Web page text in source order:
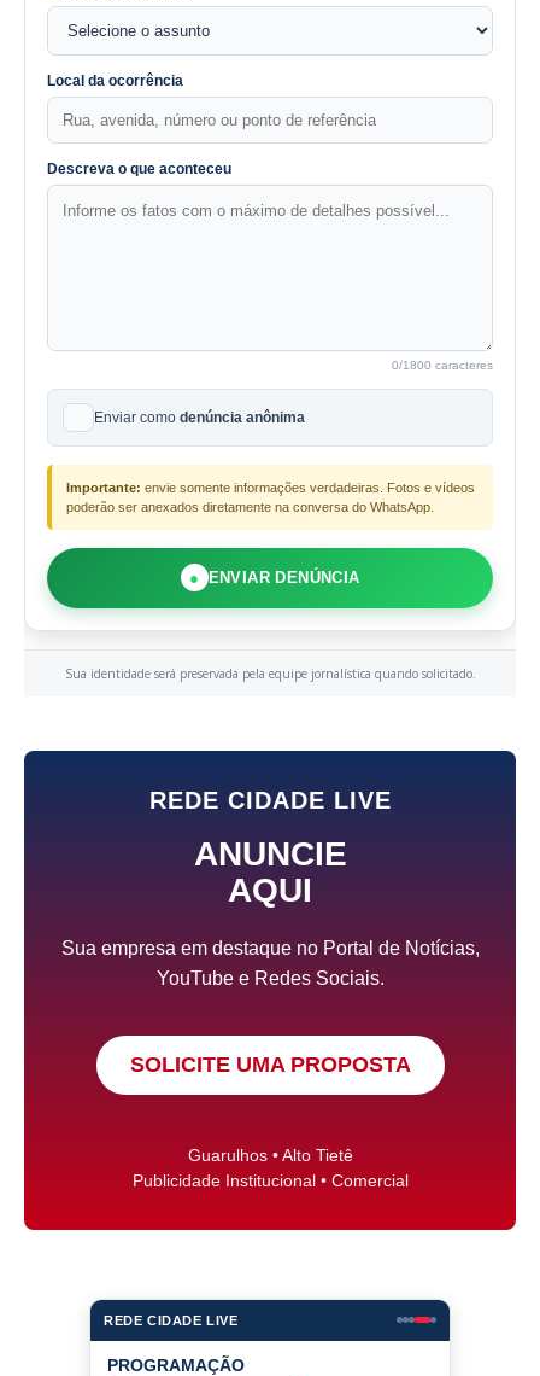
Local da ocorrência
Descreva o que aconteceu
0/1800 caracteres
Enviar como denúncia anônima
Importante: envie somente informações verdadeiras. Fotos e vídeos
poderão ser anexados diretamente na conversa do WhatsApp.
● ENVIAR DENÚNCIA
Sua identidade será preservada pela equipe jornalística quando solicitado.
REDE CIDADE LIVE
ANUNCIE
AQUI
Sua empresa em destaque no Portal de Notícias,
YouTube e Redes Sociais.
SOLICITE UMA PROPOSTA
Guarulhos • Alto Tietê
Publicidade Institucional • Comercial
REDE CIDADE LIVE
PROGRAMAÇÃO